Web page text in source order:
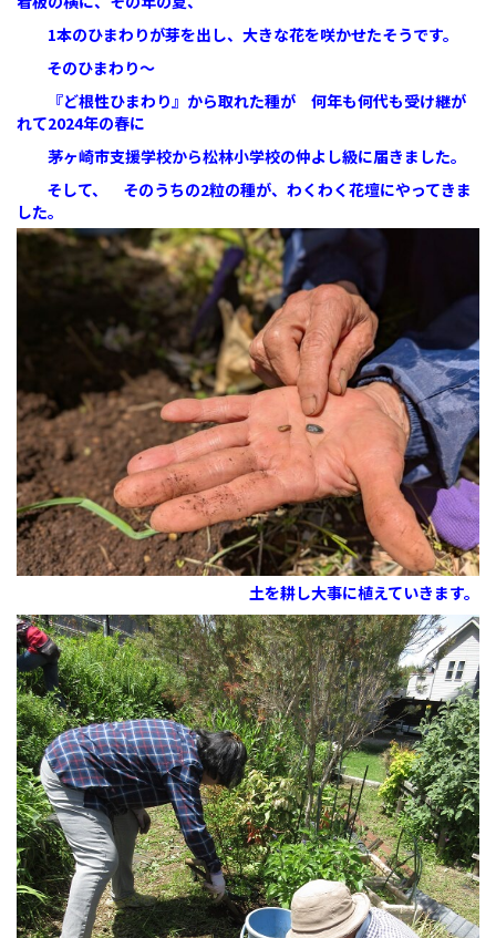
1本のひまわりが芽を出し、大きな花を咲かせたそうです。
そのひまわり～
『ど根性ひまわり』から取れた種が 何年も何代も受け継が
れて2024年の春に
茅ヶ崎市支援学校から松林小学校の仲よし級に届きました。
そして、
そのうちの2粒の種が、わくわく花壇にやってきま
した。
土を耕し大事に植えていきます。